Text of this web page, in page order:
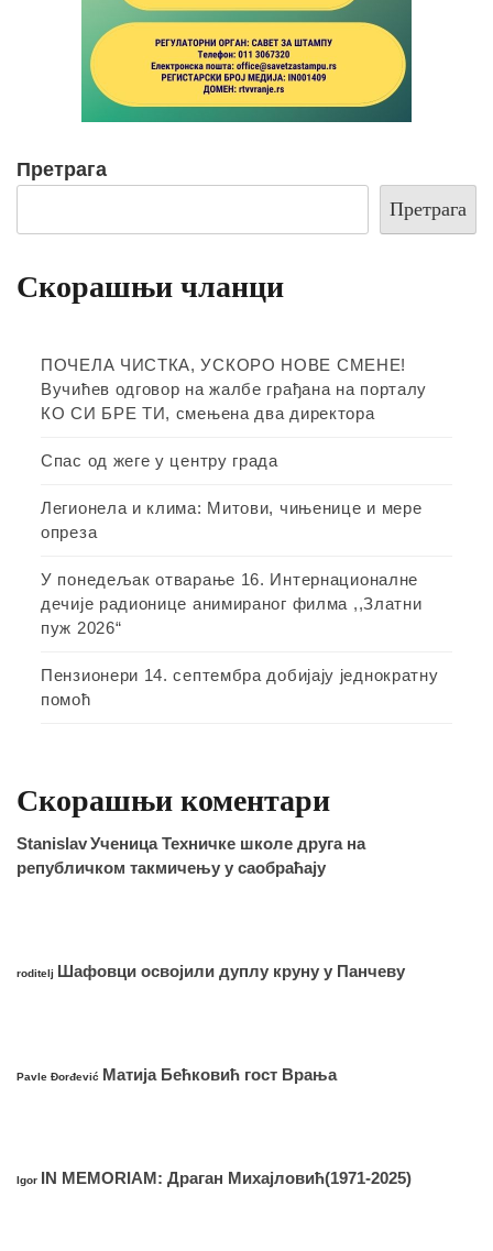
Претрага
Претрага
Скорашњи чланци
ПОЧЕЛА ЧИСТКА, УСКОРО НОВЕ СМЕНЕ!
Вучићев одговор на жалбе грађана на порталу
КО СИ БРЕ ТИ, смењена два директора
Спас од жеге у центру града
Легионела и клима: Митови, чињенице и мере
опреза
У понедељак отварање 16. Интернационалне
дечије радионице анимираног филма ,,Златни
пуж 2026“
Пензионери 14. септембра добијају једнократну
помоћ
Скорашњи коментари
StanislavУченица Техничке школе друга на
републичком такмичењу у саобраћају
roditelj Шафовци освојили дуплу круну у Панчеву
Pavle Đorđević Матија Бећковић гост Врања
Igor IN MEMORIAM: Драган Михајловић(1971-2025)